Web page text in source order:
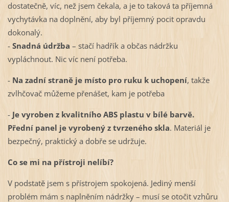
dostatečně, víc, než jsem čekala, a je to taková ta příjemná
vychytávka na doplnění, aby byl příjemný pocit opravdu
dokonalý.
- Snadná údržba – stačí hadřík a občas nádržku
vypláchnout. Nic víc není potřeba.
- Na zadní straně je místo pro ruku k uchopení, takže
zvlhčovač můžeme přenášet, kam je potřeba
- Je vyroben z kvalitního ABS plastu v bílé barvě.
Přední panel je vyrobený z tvrzeného skla. Materiál je
bezpečný, praktický a dobře se udržuje.
Co se mi na přístroji nelíbí?
V podstatě jsem s přístrojem spokojená. Jediný menší
problém mám s naplněním nádržky – musí se otočit vzhůru